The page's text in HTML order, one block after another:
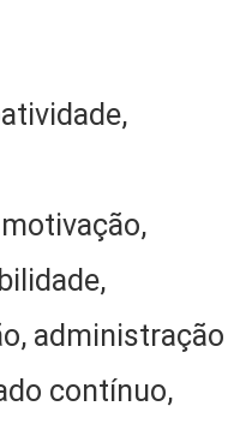
administração
contínuo,